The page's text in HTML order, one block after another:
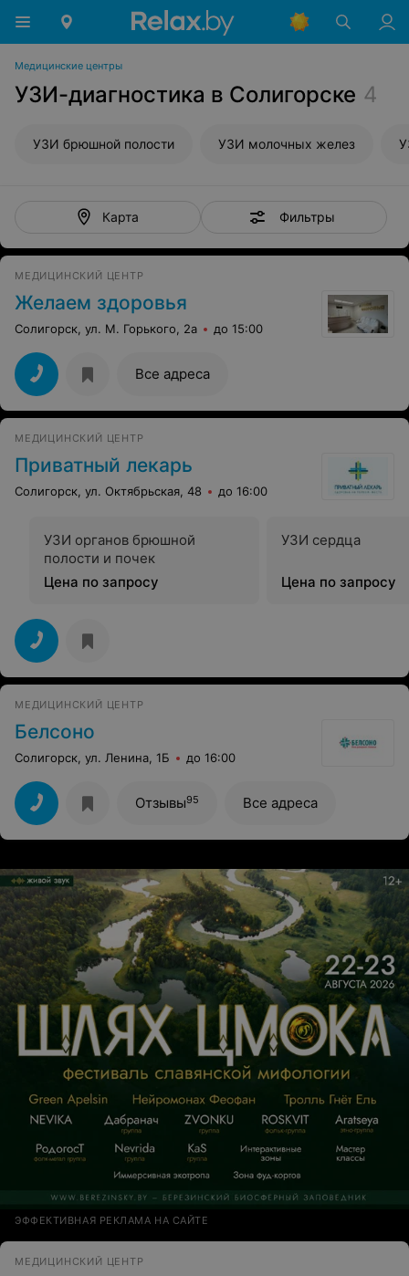
Медицинские центры
УЗИ-диагностика в Солигорске 4
УЗИ брюшной полости УЗИ молочных желез
Карта Фильтры
МЕДИЦИНСКИЙ ЦЕНТР
Желаем здоровья
Солигорск, ул. М. Горького, 2а до 15:00
Все адреса
МЕДИЦИНСКИЙ ЦЕНТР
Приватный лекарь
Солигорск, ул. Октябрьская, 48 до 16:00
УЗИ органов брюшной
полости и почек
Цена по запросу
УЗИ сердца
Цена по запросу
МЕДИЦИНСКИЙ ЦЕНТР
Белсоно
Солигорск, ул. Ленина, 1Б до 16:00
Отзывы95 Все адреса
ЭФФЕКТИВНАЯ РЕКЛАМА НА САЙТЕ
МЕДИЦИНСКИЙ ЦЕНТР